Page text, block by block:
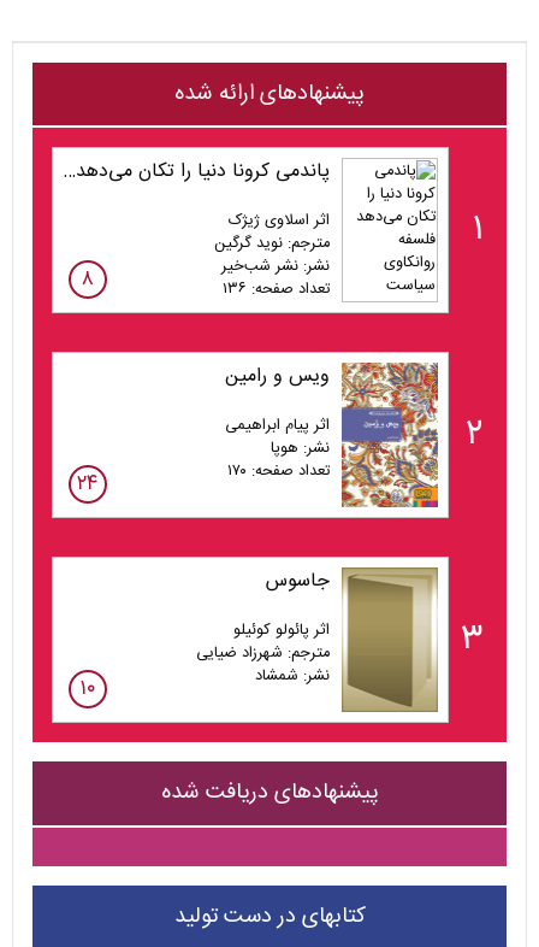
پیشنهادهای ارائه شده
۱
پاندمی کرونا دنیا را تکان می‌دهد فلسفه روانکاوی سیاست
اثر اسلاوی ژیژک
مترجم: نوید گرگین
نشر: نشر شب‌خیر
تعداد صفحه: ۱۳۶
۸
۲
ویس و رامین
اثر پیام ابراهیمی
نشر: هوپا
تعداد صفحه: ۱۷۰
۲۴
۳
جاسوس
اثر پائولو کوئیلو
مترجم: شهرزاد ضیایی
نشر: شمشاد
۱۰
پیشنهادهای دریافت شده
کتابهای در دست تولید